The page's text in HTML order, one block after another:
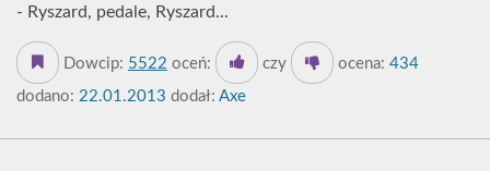
- Ryszard, pedale, Ryszard...
Dowcip: 5522 oceń: czy ocena: 434
dodano: 22.01.2013 dodał: Axe